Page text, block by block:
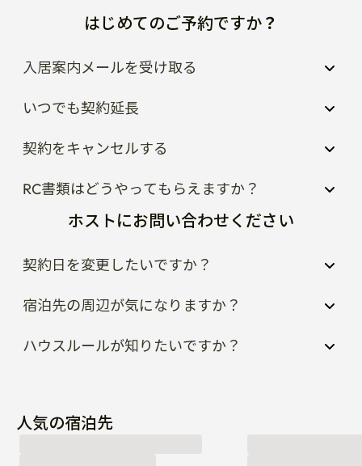
はじめてのご予約ですか？
入居案内メールを受け取る
いつでも契約延長
契約をキャンセルする
RC書類はどうやってもらえますか？
ホストにお問い合わせください
契約日を変更したいですか？
宿泊先の周辺が気になりますか？
ハウスルールが知りたいですか？
人気の宿泊先